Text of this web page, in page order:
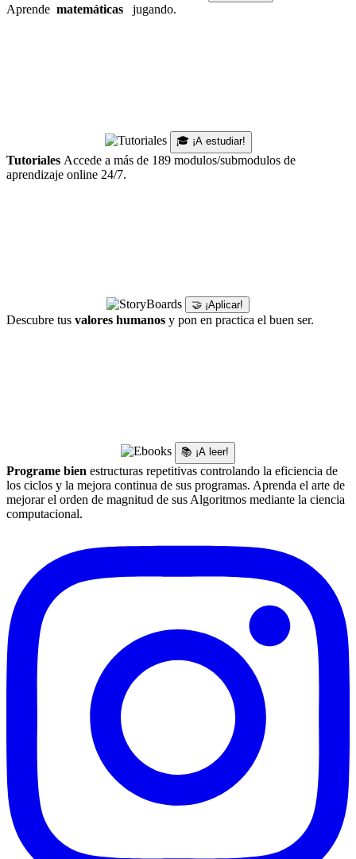
Aprende matemáticas jugando.
🎓 ¡A estudiar!
Tutoriales Accede a más de 189 modulos/submodulos de
aprendizaje online 24/7.
🤝 ¡Aplicar!
Descubre tus valores humanos y pon en practica el buen ser.
📚 ¡A leer!
Programe bien estructuras repetitivas controlando la eficiencia de
los ciclos y la mejora continua de sus programas. Aprenda el arte de
mejorar el orden de magnitud de sus Algoritmos mediante la ciencia
computacional.